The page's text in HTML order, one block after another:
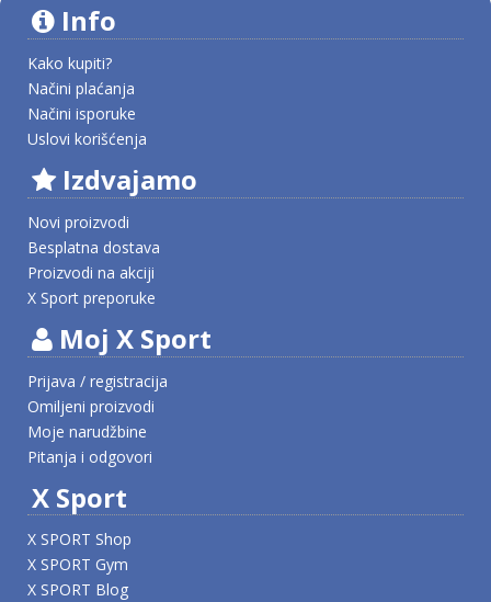
Info
Kako kupiti?
Načini plaćanja
Načini isporuke
Uslovi korišćenja
Izdvajamo
Novi proizvodi
Besplatna dostava
Proizvodi na akciji
X Sport preporuke
Moj X Sport
Prijava / registracija
Omiljeni proizvodi
Moje narudžbine
Pitanja i odgovori
X Sport
X SPORT Shop
X SPORT Gym
X SPORT Blog